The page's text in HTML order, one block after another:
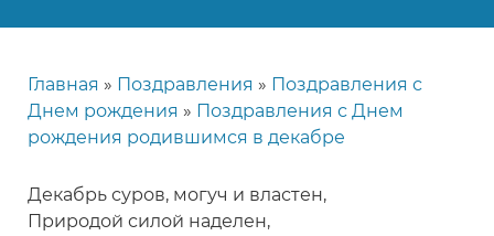
Строка
навигации
Главная Поздравления
Поздравления с
Днем рождения
Поздравления с Днем
рождения родившимся в декабре
Декабрь суров, могуч и властен,
Природой силой наделен,